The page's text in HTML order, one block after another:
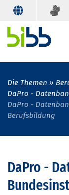
Die Themen
DaPro -
DaPro -
Berufsbildung
DaPro -